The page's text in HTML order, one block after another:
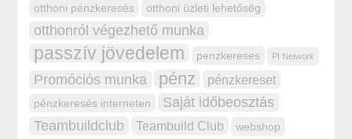
otthoni pénzkeresés otthoni üzleti lehetőség
otthonról végezhető munka
passzív jövedelem penzkereses PI Network
Promóciós munka pénz pénzkereset
pénzkeresés interneten
Saját időbeosztás
Teambuildclub
Teambuild Club webshop